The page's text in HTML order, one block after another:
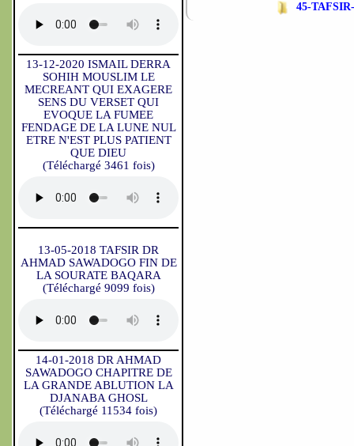
13-12-2020 ISMAIL DERRA
SOHIH MOUSLIM LE
MECREANT QUI EXAGERE
SENS DU VERSET QUI
EVOQUE LA FUMEE
FENDAGE DE LA LUNE NUL
ETRE N'EST PLUS PATIENT
QUE DIEU
(Téléchargé 3461 fois)
13-05-2018 TAFSIR DR
AHMAD SAWADOGO FIN DE
LA SOURATE BAQARA
(Téléchargé 9099 fois)
14-01-2018 DR AHMAD
SAWADOGO CHAPITRE DE
LA GRANDE ABLUTION LA
DJANABA GHOSL
(Téléchargé 11534 fois)
45-